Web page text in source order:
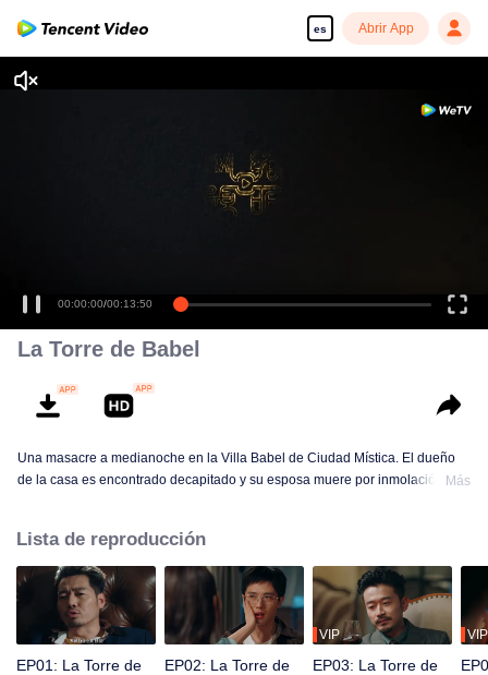
es Abrir App
00:00:00/00:13:50
La Torre de Babel
Una masacre a medianoche en la Villa Babel de Ciudad Mística. El dueño
de la casa es encontrado decapitado y su esposa muere por inmolación.
testamento, sin saber que ya han caído en las redes del destino. Mientras
los secretos salen a la luz y los peligros acechan en cada sombra, nadie
saldrá ileso. Bajo la red de engaños, ¿cuál es la verdad?
Más
Lista de reproducción
EP01: La Torre de
EP02: La Torre de
VIP
EP03: La Torre de
VIP